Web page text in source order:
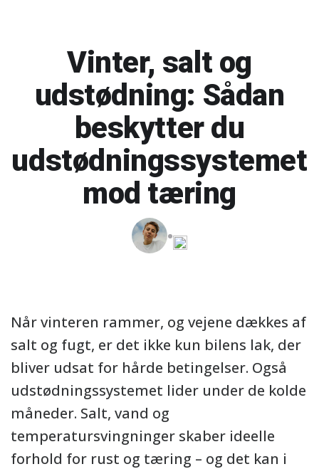
Vinter, salt og
udstødning: Sådan
beskytter du
udstødningssystemet
mod tæring
Når vinteren rammer, og vejene dækkes af
salt og fugt, er det ikke kun bilens lak, der
bliver udsat for hårde betingelser. Også
udstødningssystemet lider under de kolde
måneder. Salt, vand og
temperatursvingninger skaber ideelle
forhold for rust og tæring – og det kan i